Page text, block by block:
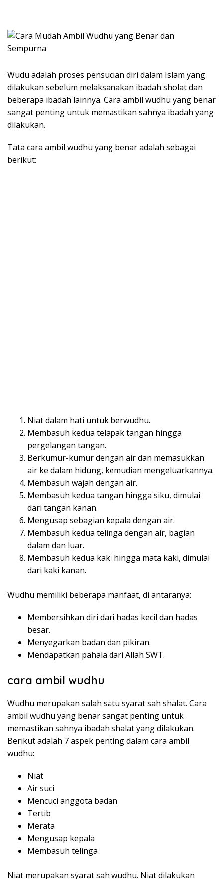
Wudu adalah proses pensucian diri dalam Islam yang
dilakukan sebelum melaksanakan ibadah sholat dan
beberapa ibadah lainnya. Cara ambil wudhu yang benar
sangat penting untuk memastikan sahnya ibadah yang
dilakukan.
Tata cara ambil wudhu yang benar adalah sebagai
berikut:
Niat dalam hati untuk berwudhu.
Membasuh kedua telapak tangan hingga
pergelangan tangan.
Berkumur-kumur dengan air dan memasukkan
air ke dalam hidung, kemudian mengeluarkannya.
Membasuh wajah dengan air.
Membasuh kedua tangan hingga siku, dimulai
dari tangan kanan.
Mengusap sebagian kepala dengan air.
Membasuh kedua telinga dengan air, bagian
dalam dan luar.
Membasuh kedua kaki hingga mata kaki, dimulai
dari kaki kanan.
Wudhu memiliki beberapa manfaat, di antaranya:
Membersihkan diri dari hadas kecil dan hadas
besar.
Menyegarkan badan dan pikiran.
Mendapatkan pahala dari Allah SWT.
cara ambil wudhu
Wudhu merupakan salah satu syarat sah shalat. Cara
ambil wudhu yang benar sangat penting untuk
memastikan sahnya ibadah shalat yang dilakukan.
Berikut adalah 7 aspek penting dalam cara ambil
wudhu:
Niat
Air suci
Mencuci anggota badan
Tertib
Merata
Mengusap kepala
Membasuh telinga
Niat merupakan syarat sah wudhu. Niat dilakukan